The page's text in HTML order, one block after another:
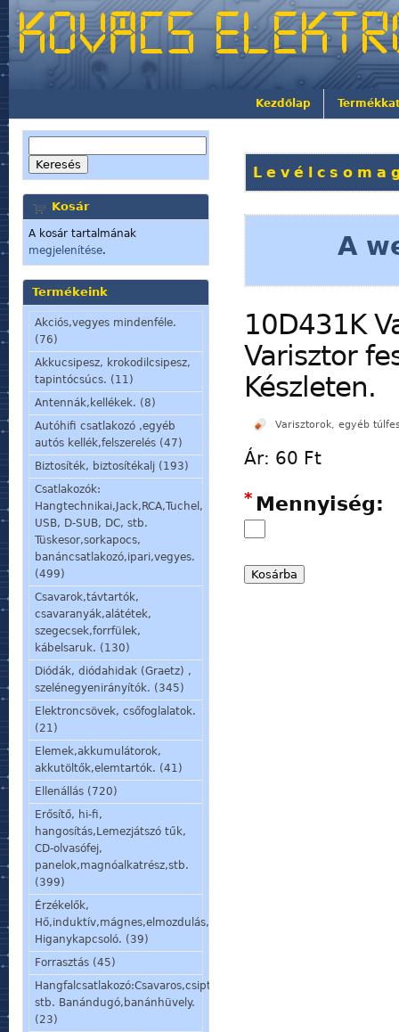
Kezdőlap
Kosár
A kosár tartalmának
megjelenítése.
Termékeink
Akciós,vegyes mindenféle.
(76)
Akkucsipesz, krokodilcsipesz,
tapintócsúcs. (11)
Antennák,kellékek. (8)
Autóhifi csatlakozó ,egyéb
autós kellék,felszerelés (47)
Biztosíték, biztosítékalj (193)
Csatlakozók:
Hangtechnikai,Jack,RCA,Tuchel,
USB, D-SUB, DC, stb.
Tüskesor,sorkapocs,
banáncsatlakozó,ipari,vegyes.
(499)
Csavarok,távtartók,
csavaranyák,alátétek,
szegecsek,forrfülek,
kábelsaruk. (130)
Diódák, diódahidak (Graetz) ,
szelénegyenirányítók. (345)
Elektroncsövek, csőfoglalatok.
(21)
Elemek,akkumulátorok,
akkutöltők,elemtartók. (41)
Ellenállás (720)
Erősítő, hi-fi,
hangosítás,Lemezjátszó tűk,
CD-olvasófej,
panelok,magnóalkatrész,stb.
(399)
Érzékelők,
Hő,induktív,mágnes,elmozdulás,stb.
Higanykapcsoló. (39)
Forrasztás (45)
Hangfalcsatlakozó:Csavaros,csiptetős,speakon,din,
stb. Banándugó,banánhüvely.
(23)
A
10D431K
Varisztor
Készleten.
Varisztorok, egyéb
Ár: 60 Ft
Mennyiség:
*